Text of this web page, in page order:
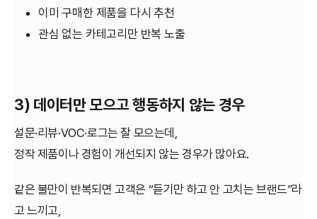
이미 구매한 제품을 다시 추천
관심 없는 카테고리만 반복 노출
3) 데이터만 모으고 행동하지 않는 경우
설문·리뷰·VOC·로그는 잘 모으는데,
정작 제품이나 경험이 개선되지 않는 경우가 많아요.
같은 불만이 반복되면 고객은 “듣기만 하고 안 고치는 브랜드”라
고 느끼고,